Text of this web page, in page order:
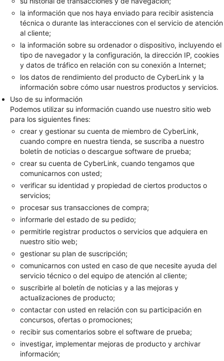
la información que nos haya enviado para recibir asistencia
técnica o durante las interacciones con el servicio de atención
al cliente;
la información sobre su ordenador o dispositivo, incluyendo el
tipo de navegador y la configuración, la dirección IP, cookies
y datos de tráfico en relación con su conexión a Internet;
los datos de rendimiento del producto de CyberLink y la
información sobre cómo usar nuestros productos y servicios.
Uso de su información
Podemos utilizar su información cuando use nuestro sitio web
para los siguientes fines:
crear y gestionar su cuenta de miembro de CyberLink,
cuando compre en nuestra tienda, se suscriba a nuestro
boletín de noticias o descargue software de prueba;
crear su cuenta de CyberLink, cuando tengamos que
comunicarnos con usted;
verificar su identidad y propiedad de ciertos productos o
servicios;
procesar sus transacciones de compra;
informarle del estado de su pedido;
permitirle registrar productos o servicios que adquiera en
nuestro sitio web;
gestionar su plan de suscripción;
comunicarnos con usted en caso de que necesite ayuda del
servicio técnico o del equipo de atención al cliente;
suscribirle al boletín de noticias y a las mejoras y
actualizaciones de producto;
contactar con usted en relación con su participación en
concursos, ofertas o promociones;
recibir sus comentarios sobre el software de prueba;
investigar, implementar mejoras de producto y archivar
información;